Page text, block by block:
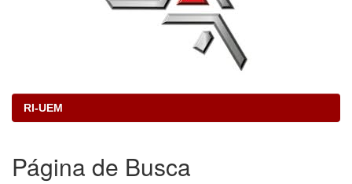
RI-UEM
Página de Busca